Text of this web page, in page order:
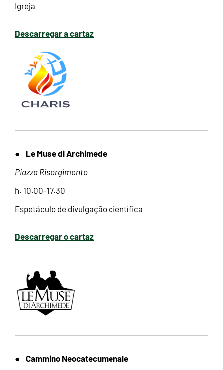
Igreja
Descarregar a cartaz
● Le Muse di Archimede
Piazza Risorgimento
h. 10.00-17.30
Espetáculo de divulgação científica
Descarregar o cartaz
● Cammino Neocatecumenale